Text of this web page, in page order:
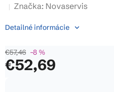
hodnotenie
je
z
5
Značka: Novaservis
€57,46 –8 %
€52,69
Detailné informácie